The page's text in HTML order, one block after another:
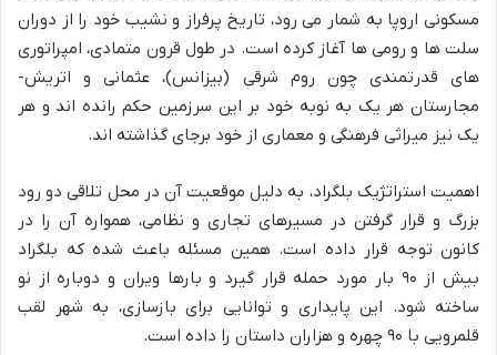
مسکونی اروپا به شمار می رود، تاریخ پرفراز و نشیب خود را از دوران
سلت ها و رومی ها آغاز کرده است. در طول قرون متمادی، امپراتوری
های قدرتمندی چون روم شرقی (بیزانس)، عثمانی و اتریش-
مجارستان هر یک به نوبه خود بر این سرزمین حکم رانده اند و هر
یک نیز میراثی فرهنگی و معماری از خود برجای گذاشته اند.
اهمیت استراتژیک بلگراد، به دلیل موقعیت آن در محل تلاقی دو رود
بزرگ و قرار گرفتن در مسیرهای تجاری و نظامی، همواره آن را در
کانون توجه قرار داده است. همین مسئله باعث شده که بلگراد
بیش از ۹۰ بار مورد حمله قرار گیرد و بارها ویران و دوباره از نو
ساخته شود. این پایداری و توانایی برای بازسازی، به شهر لقب
قلمرویی با ۹۰ چهره و هزاران داستان را داده است.